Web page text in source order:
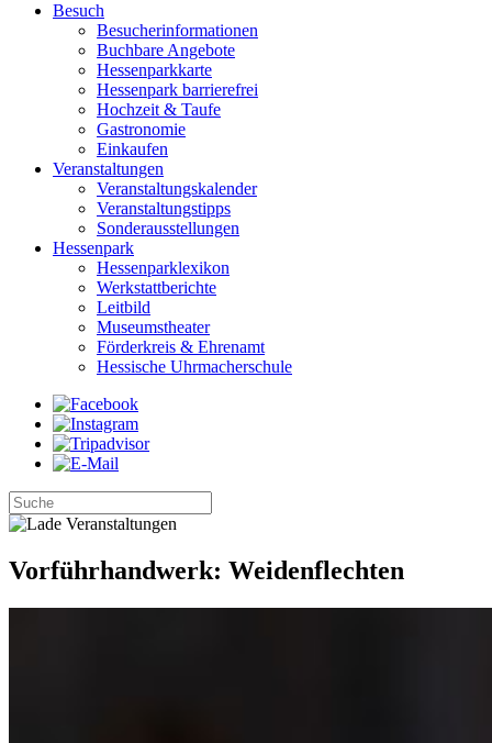
Besuch
Besucherinformationen
Buchbare Angebote
Hessenparkkarte
Hessenpark barrierefrei
Hochzeit & Taufe
Gastronomie
Einkaufen
Veranstaltungen
Veranstaltungskalender
Veranstaltungstipps
Sonderausstellungen
Hessenpark
Hessenparklexikon
Werkstattberichte
Leitbild
Museumstheater
Förderkreis & Ehrenamt
Hessische Uhrmacherschule
Vorführhandwerk: Weidenflechten